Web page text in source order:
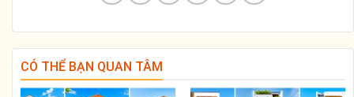
CÓ THỂ BẠN QUAN TÂM